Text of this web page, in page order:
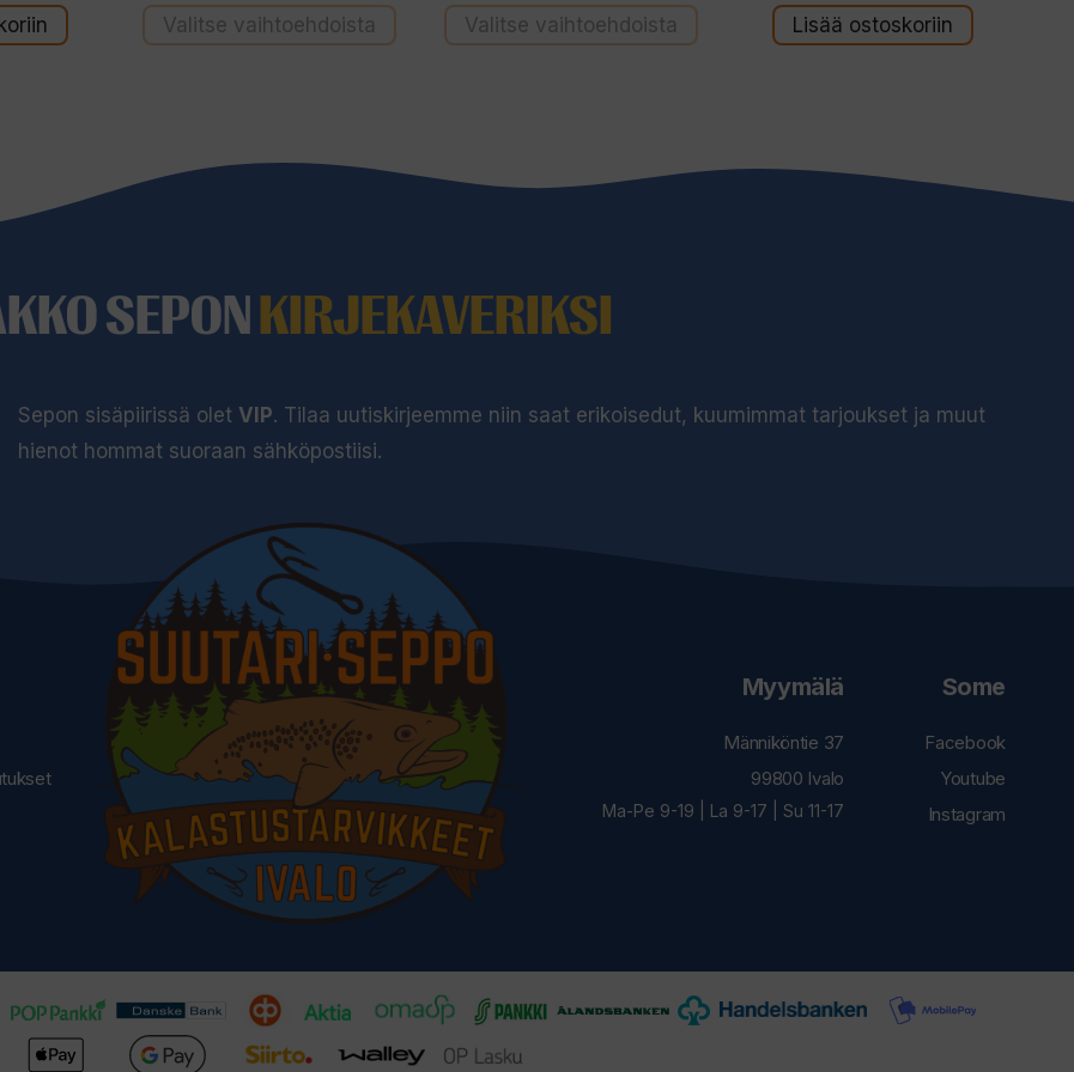
Valitse vaihtoehdoista Valitse vaihtoehdoista
ä
Lisää ostoskoriin
SEPONKIRJEKAVERIKSI
Sepon sisäpiirissä oletVIP. Tilaa uutiskirjeemme niin saat erikoisedut, kuumimmat tarjoukset ja muut
hienot hommat suoraan sähköpostiisi.
Myymälä
Männiköntie 37
99800 Ivalo
Ma-Pe 9-19 | La 9-17 | Su 11-17
Some
Facebook
Youtube
Instagram